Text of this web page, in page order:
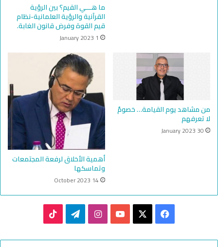
ما هـــي القيم؟ بين الرؤية
القرآنية والرؤية العلمانية-نظام
قيم القوة وفرض قانون الغابة.
1 January 2023
من مشاهد يوم القيامة… خصومٌ
لا تعرفهم
30 January 2023
أهمية الأخلاق لرفعة المجتمعات
وتماسكها
14 October 2023
Facebook
YouTube
Instagram
Telegram